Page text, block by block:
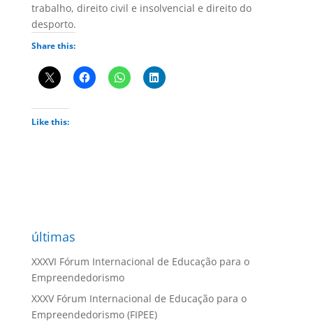
trabalho, direito civil e insolvencial e direito do
desporto.
Share this:
Like this:
últimas
XXXVI Fórum Internacional de Educação para o
Empreendedorismo
XXXV Fórum Internacional de Educação para o
Empreendedorismo (FIPEE)